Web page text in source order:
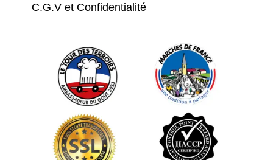
C.G.V et Confidentialité